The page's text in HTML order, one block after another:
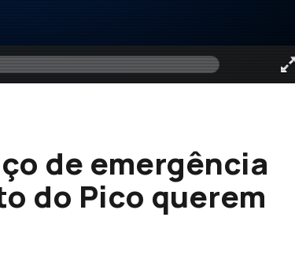
de emergência
do Pico querem